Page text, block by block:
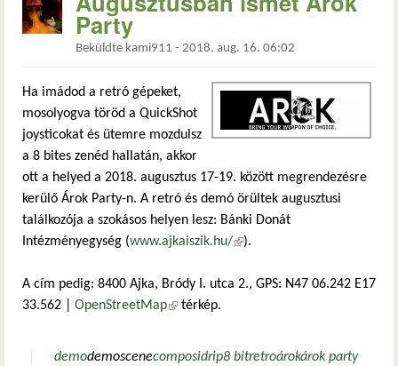
Party
Beküldte kami911 - 2018. aug. 16. 06:02
Ha imádod a retró gépeket,
mosolyogva töröd a QuickShot
joysticokat és ütemre mozdulsz
a 8 bites zenéd hallatán, akkor
ott a helyed a 2018. augusztus 17-19. között megrendezésre
kerülő Árok Party-n. A retró és demó örültek augusztusi
találkozója a szokásos helyen lesz: Bánki Donát
Intézményegység (www.ajkaiszik.hu/(külső hivatkozás)
).
A cím pedig: 8400 Ajka, Bródy I. utca 2., GPS: N47 06.242 E17
33.562 | OpenStreetMap(külső hivatkozás)
térkép.
demodemoscenecomposidrip8 bitretroárokárok party